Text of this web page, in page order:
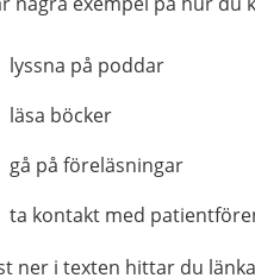
lyssna på poddar
läsa böcker
gå på föreläsningar
ta kontakt med
ner i texten hittar du